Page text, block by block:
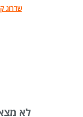
שדרוג
לא